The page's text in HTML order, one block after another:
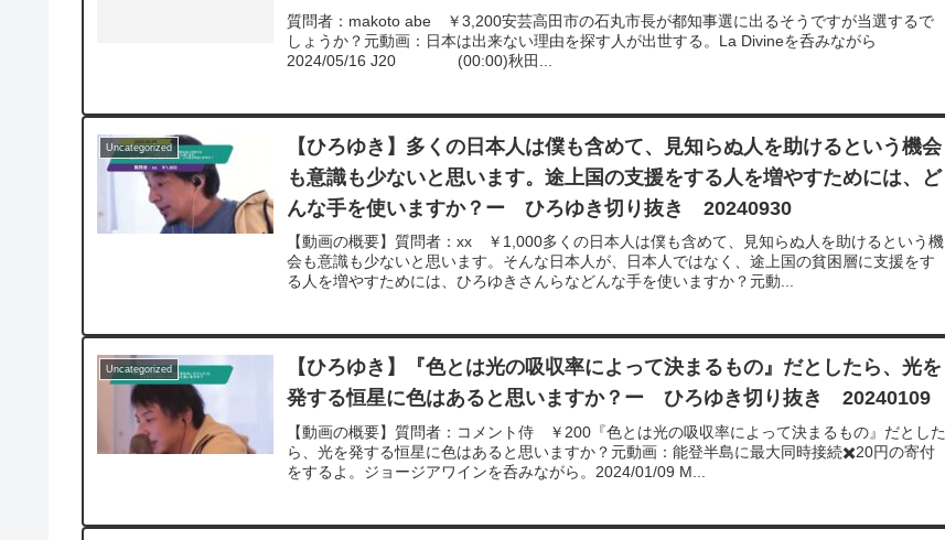
質問者：makoto abe ￥3,200安芸高田市の石丸市長が都知事選に出るそうですが当選するで
しょうか？元動画：日本は出来ない理由を探す人が出世する。La Divineを呑みながら
2024/05/16 J20 (00:00)秋田...
Uncategorized
【ひろゆき】多くの日本人は僕も含めて、見知らぬ人を助けるという機会
も意識も少ないと思います。途上国の支援をする人を増やすためには、ど
んな手を使いますか？ー ひろゆき切り抜き 20240930
【動画の概要】質問者：xx ￥1,000多くの日本人は僕も含めて、見知らぬ人を助けるという機
会も意識も少ないと思います。そんな日本人が、日本人ではなく、途上国の貧困層に支援をす
る人を増やすためには、ひろゆきさんらなどんな手を使いますか？元動...
Uncategorized
【ひろゆき】『色とは光の吸収率によって決まるもの』だとしたら、光を
発する恒星に色はあると思いますか？ー ひろゆき切り抜き 20240109
【動画の概要】質問者：コメント侍 ￥200『色とは光の吸収率によって決まるもの』だとした
ら、光を発する恒星に色はあると思いますか？元動画：能登半島に最大同時接続✖️20円の寄付
をするよ。ジョージアワインを呑みながら。2024/01/09 M...